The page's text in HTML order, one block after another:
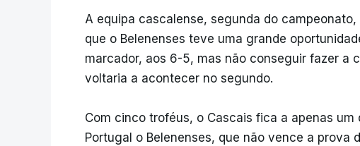
A equipa cascalense, segunda do
que o Belenenses teve uma grande
marcador, aos 6-5, mas não conseguir fazer a
voltaria a acontecer no segundo.
Com cinco troféus, o Cascais fica a apenas
Portugal o Belenenses, que não vence a prova